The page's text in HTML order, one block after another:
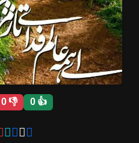
ورود/
ثبت نام
👍 0
👎 0